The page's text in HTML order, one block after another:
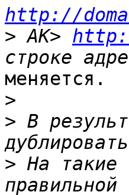
http://
> AK>
меняется.
>
> В
> На такие